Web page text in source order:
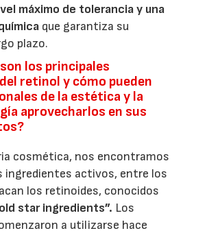
máximo de tolerancia y una
que garantiza su
plazo.
los principales
retinol y cómo pueden
de la estética y la
aprovecharlos en sus
cosmética, nos encontramos
ingredientes activos, entre los
los retinoides, conocidos
star ingredients”. Los
a utilizarse hace